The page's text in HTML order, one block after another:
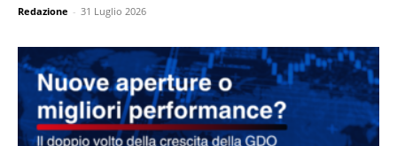
Redazione - 31 Luglio 2026